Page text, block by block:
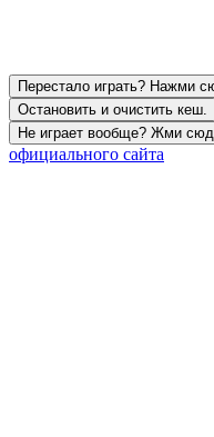
Перестало играть? Нажми
Остановить и очистить кеш.
Не играет вообще? Жми
официального сайта